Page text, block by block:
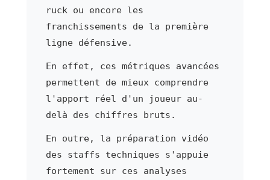
ruck ou encore les
franchissements de la première
ligne défensive.
En effet, ces métriques avancées
permettent de mieux comprendre
l'apport réel d'un joueur au-
delà des chiffres bruts.
En outre, la préparation vidéo
des staffs techniques s'appuie
fortement sur ces analyses